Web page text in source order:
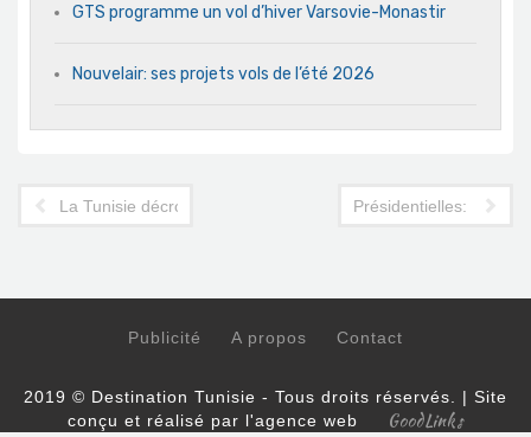
GTS programme un vol d’hiver Varsovie-Monastir
Nouvelair: ses projets vols de l’été 2026
La Tunisie décroche un siège au conseil exécutif de l'OMT
Présidentielles: ces
Publicité A propos Contact
2019 © Destination Tunisie - Tous droits réservés. | Site
conçu et réalisé par l'agence web
GoodLinks